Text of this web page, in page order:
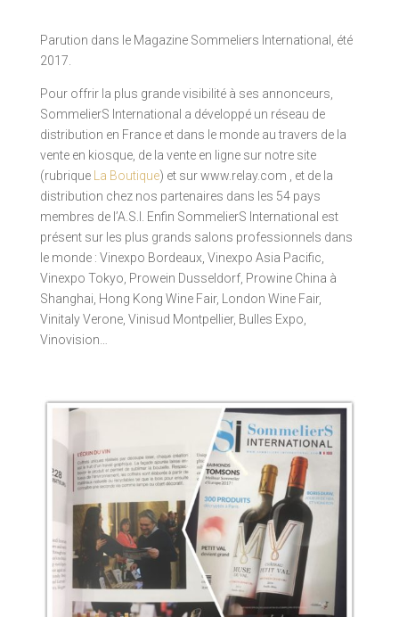
Parution dans le Magazine Sommeliers International, été
2017.
Pour offrir la plus grande visibilité à ses annonceurs,
SommelierS International a développé un réseau de
distribution en France et dans le monde au travers de la
vente en kiosque, de la vente en ligne sur notre site
(rubrique La Boutique) et sur www.relay.com , et de la
distribution chez nos partenaires dans les 54 pays
membres de l’A.S.I. Enfin SommelierS International est
présent sur les plus grands salons professionnels dans
le monde : Vinexpo Bordeaux, Vinexpo Asia Pacific,
Vinexpo Tokyo, Prowein Dusseldorf, Prowine China à
Shanghai, Hong Kong Wine Fair, London Wine Fair,
Vinitaly Verone, Vinisud Montpellier, Bulles Expo,
Vinovision…